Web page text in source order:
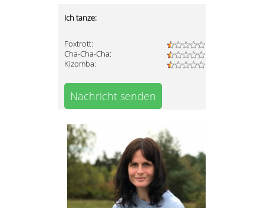
Ich tanze:
Foxtrott:
Cha-Cha-Cha:
Kizomba:
Nachricht senden